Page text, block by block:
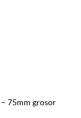
75mm grosor